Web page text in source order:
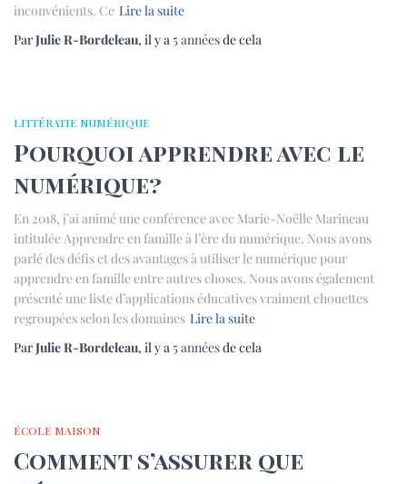
inconvénients. Ce Lire la suite
ParJulie R-Bordeleau, il y a 5 annéesde cela
LITTÉRATIE NUMÉRIQUE
Pourquoi apprendre avec le
numérique?
En 2018, j’ai animé une conférence avec Marie-Noëlle Marineau
intitulée Apprendre en famille à l’ère du numérique. Nous avons
parlé des défis et des avantages à utiliser le numérique pour
apprendre en famille entre autres choses. Nous avons également
présenté une liste d’applications éducatives vraiment chouettes
regroupées selon les domaines Lire la suite
ParJulie R-Bordeleau, il y a 5 annéesde cela
ÉCOLE MAISON
Comment s’assurer que